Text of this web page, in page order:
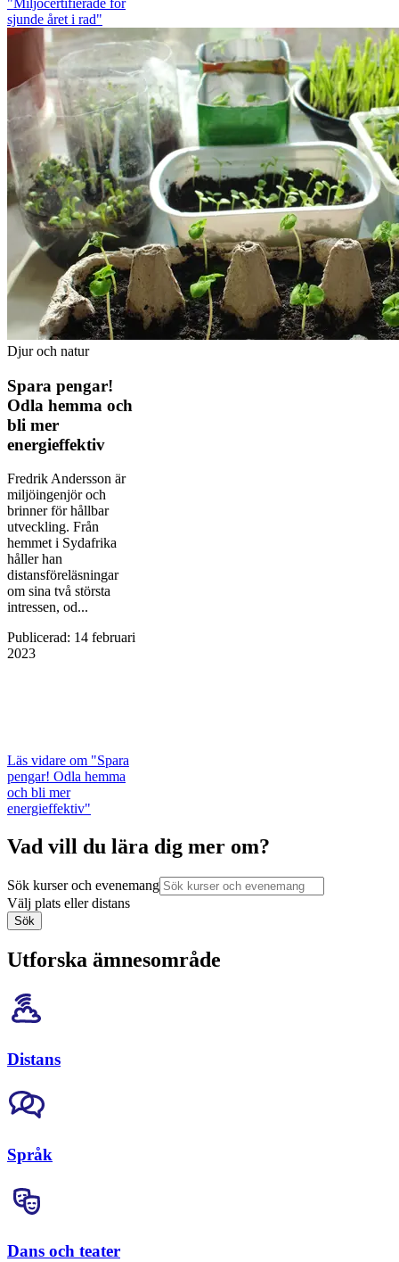
"Miljöcertifierade för
sjunde året i rad"
Djur och natur
Spara pengar!
Odla hemma och
bli mer
energieffektiv
Fredrik Andersson är
miljöingenjör och
brinner för hållbar
utveckling. Från
hemmet i Sydafrika
håller han
distansföreläsningar
om sina två största
intressen, od...
Publicerad: 14 februari
2023
Läs vidare om "Spara
pengar! Odla hemma
och bli mer
energieffektiv"
Vad vill du lära dig mer om?
Sök kurser och evenemang
Välj plats eller distans
Sök
Utforska ämnesområde
Distans
Språk
Dans och teater